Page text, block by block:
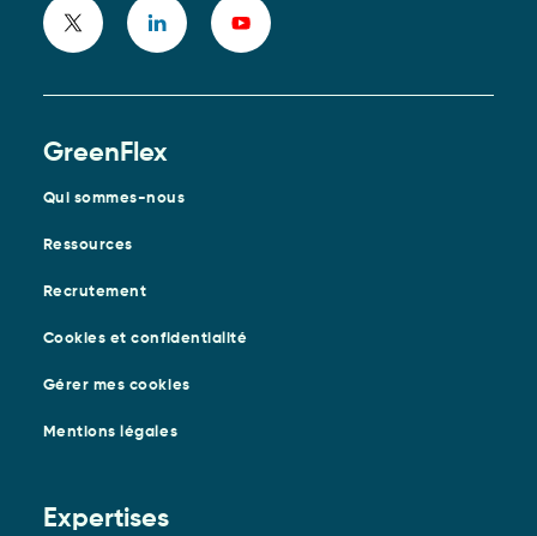
GreenFlex
Qui sommes-nous
Ressources
Recrutement
Cookies et confidentialité
Gérer mes cookies
Mentions légales
Expertises